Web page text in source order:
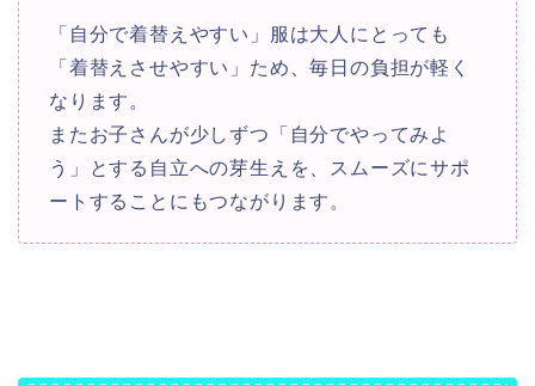
「自分で着替えやすい」服は大人にとっても
「着替えさせやすい」ため、毎日の負担が軽く
なります。
またお子さんが少しずつ「自分でやってみよ
う」とする自立への芽生えを、スムーズにサポ
ートすることにもつながります。